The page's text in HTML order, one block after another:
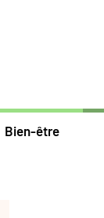
Bien-être